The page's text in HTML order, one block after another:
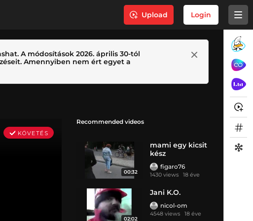
Upload Login
A módosítások 2026. április 30-tól
Amennyiben nem ért egyet a
Recommended videos
00:32
mami egy kicsit
kész
figaro76
1430 views 18 éve
02:02
Jani K.O.
nicol-om
4548 views 18 éve